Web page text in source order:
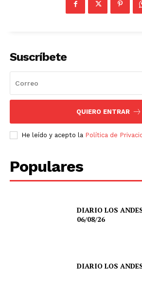
Suscríbete
QUIERO ENTRAR
He leído y acepto la Política de
Populares
DIARIO LOS
06/08/26
DIARIO LOS